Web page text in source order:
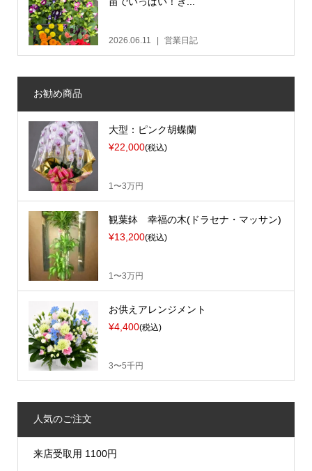
2026.06.11 営業日記
お勧め商品
大型：ピンク胡蝶蘭
¥22,000(税込)
1〜3万円
観葉鉢 幸福の木(ドラセナ・マッサン)
¥13,200(税込)
1〜3万円
お供えアレンジメント
¥4,400(税込)
3〜5千円
人気のご注文
来店受取用 1100円